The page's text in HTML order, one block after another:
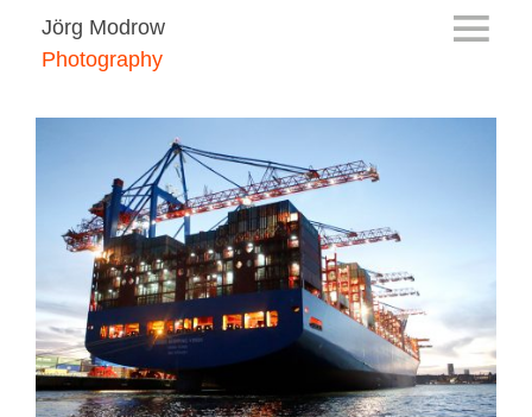
Jörg Modrow
Photography